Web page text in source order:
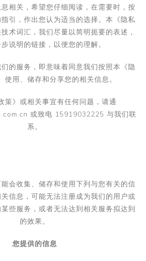
相关，希望您仔细阅读，在需要时，按
引，作出您认为适当的选择。本《隐私
术词汇，我们尽量以简明扼要的表述，
说明的链接，以便您的理解。
的服务，即意味着同意我们按照本《隐
使用、储存和分享您的相关信息。
策》或相关事宜有任何问题，请通
或致电 15919032225 与我们联
系。
会收集、储存和使用下列与您有关的信
信息，可能无法注册成为我们的用户或
些服务，或者无法达到相关服务拟达到
的效果。
您提供的信息